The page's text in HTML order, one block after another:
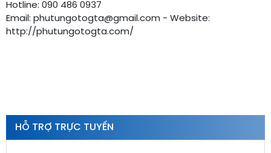
HỖ TRỢ TRỰC TUYẾN
Hotline: 090 486 0937
Email: phutungotogta@gmail.com - Website:
http://phutungotogta.com/